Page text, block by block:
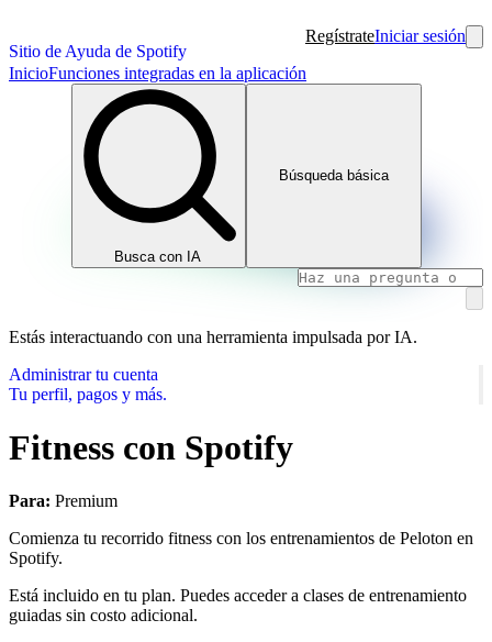
Sitio de Ayuda de Spotify
RegístrateIniciar sesión
InicioFunciones integradas en la aplicación
Busca con IA
Búsqueda básica
Estás interactuando con una herramienta impulsada por IA.
Administrar tu cuenta
Tu perfil, pagos y más.
Fitness con Spotify
Para: Premium
Comienza tu recorrido fitness con los entrenamientos de Peloton en
Spotify.
Está incluido en tu plan. Puedes acceder a clases de entrenamiento
guiadas sin costo adicional.